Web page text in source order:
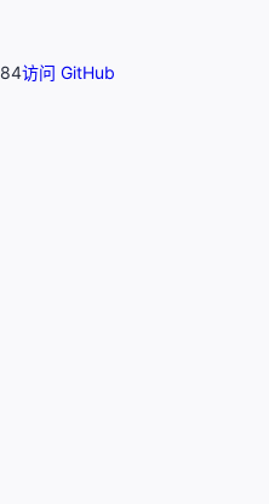
访问 GitHub